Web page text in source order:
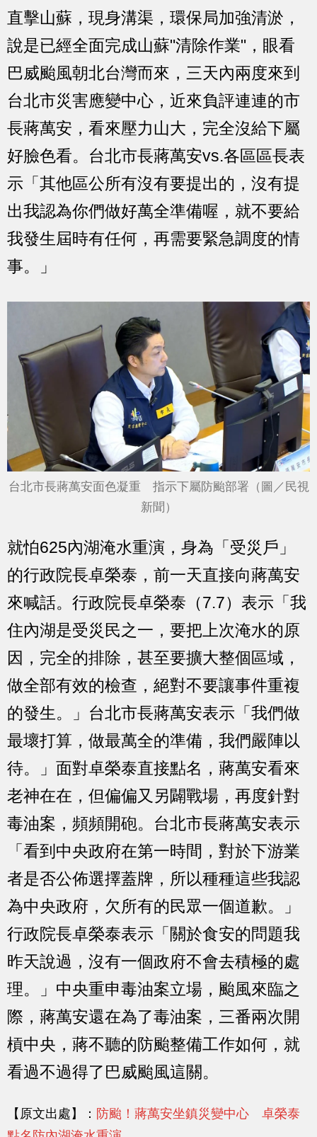
直擊山蘇，現身溝渠，環保局加強清淤，
說是已經全面完成山蘇"清除作業"，眼看
巴威颱風朝北台灣而來，三天內兩度來到
台北市災害應變中心，近來負評連連的市
長蔣萬安，看來壓力山大，完全沒給下屬
好臉色看。台北市長蔣萬安vs.各區區長表
示「其他區公所有沒有要提出的，沒有提
出我認為你們做好萬全準備喔，就不要給
我發生屆時有任何，再需要緊急調度的情
事。」
台北市長蔣萬安面色凝重 指示下屬防颱部署（圖／民視
新聞）
就怕625內湖淹水重演，身為「受災戶」
的行政院長卓榮泰，前一天直接向蔣萬安
來喊話。行政院長卓榮泰（7.7）表示「我
住內湖是受災民之一，要把上次淹水的原
因，完全的排除，甚至要擴大整個區域，
做全部有效的檢查，絕對不要讓事件重複
的發生。」台北市長蔣萬安表示「我們做
最壞打算，做最萬全的準備，我們嚴陣以
待。」面對卓榮泰直接點名，蔣萬安看來
老神在在，但偏偏又另闢戰場，再度針對
毒油案，頻頻開砲。台北市長蔣萬安表示
「看到中央政府在第一時間，對於下游業
者是否公佈選擇蓋牌，所以種種這些我認
為中央政府，欠所有的民眾一個道歉。」
行政院長卓榮泰表示「關於食安的問題我
昨天說過，沒有一個政府不會去積極的處
理。」中央重申毒油案立場，颱風來臨之
際，蔣萬安還在為了毒油案，三番兩次開
槓中央，蔣不聽的防颱整備工作如何，就
看過不過得了巴威颱風這關。
【原文出處】： 防颱！蔣萬安坐鎮災變中心 卓榮泰